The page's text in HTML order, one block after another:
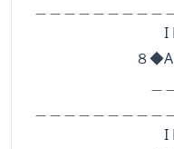
I N F O R
８
I N F O R